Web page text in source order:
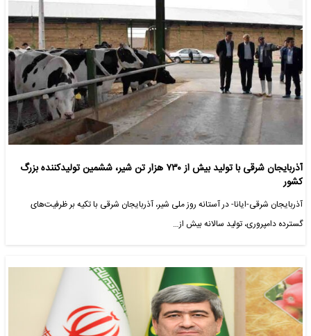
آذربایجان شرقی با تولید بیش از ۷۳۰ هزار تن شیر، ششمین تولیدکننده بزرگ
کشور
آذربایجان شرقی-ایانا- در آستانه روز ملی شیر، آذربایجان شرقی با تکیه بر ظرفیت‌های
گسترده دامپروری، تولید سالانه بیش از…